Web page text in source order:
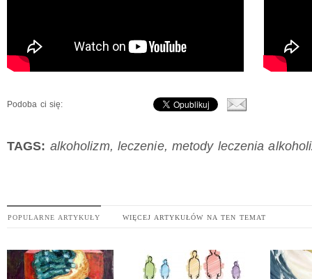
Podoba ci się:
TAGS: alkoholizm, leczenie, metody leczenia
POPULARNE ARTYKUŁY WIĘCEJ ARTYKUŁÓW NA TEN TEMAT